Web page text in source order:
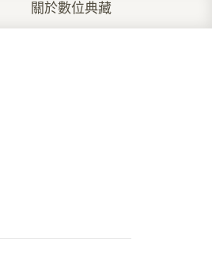
關於數位典藏